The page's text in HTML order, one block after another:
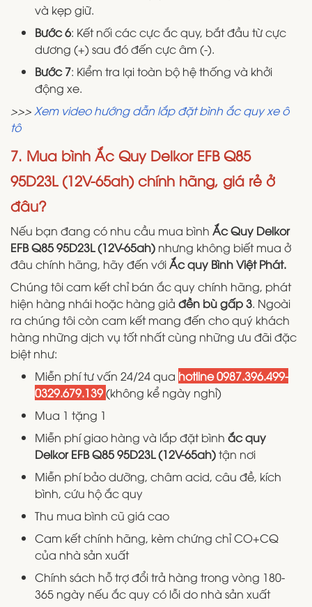
và kẹp giữ.
Bước 6: Kết nối các cực ắc quy, bắt đầu từ cực
dương (+) sau đó đến cực âm (-).
Bước 7: Kiểm tra lại toàn bộ hệ thống và khởi
động xe.
>>> Xem video hướng dẫn lắp đặt bình ắc quy xe ô
tô
7. Mua bình Ắc Quy Delkor EFB Q85
95D23L (12V-65ah) chính hãng, giá rẻ ở
đâu?
Nếu bạn đang có nhu cầu mua bình Ắc Quy Delkor
EFB Q85 95D23L (12V-65ah) nhưng không biết mua ở
đâu chính hãng, hãy đến vớiẮc quy Bình Việt Phát.
Chúng tôi cam kết chỉ bán ắc quy chính hãng, phát
hiện hàng nhái hoặc hàng giả đền bù gấp 3. Ngoài
ra chúng tôi còn cam kết mang đến cho quý khách
hàng những dịch vụ tốt nhất cùng những ưu đãi đặc
biệt như:
Miễn phí tư vấn 24/24 qua hotline 0987.396.499-
0329.679.139(không kể ngày nghỉ)
Mua 1 tặng 1
Miễn phí giao hàng và lắp đặt bình ắc quy
Delkor EFB Q85 95D23L (12V-65ah)tận nơi
Miễn phí bảo dưỡng, châm acid, câu đề, kích
bình, cứu hộ ắc quy
Thu mua bình cũ giá cao
Cam kết chính hãng, kèm chứng chỉ CO+CQ
của nhà sản xuất
Chính sách hỗ trợ đổi trả hàng trong vòng 180-
365 ngày nếu ắc quy có lỗi do nhà sản xuất